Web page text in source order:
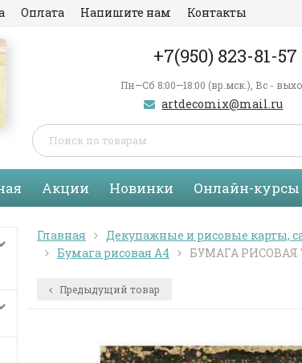
Оплата Напишите нам Контакты
+7(950) 823-81-57
Пн—Сб 8:00—18:00 (вр.мск.), Вс -
artdecomix@mail.ru
Акции Новинки Онлайн-курсы
Главная Декупажные и рисовые карты,
Бумага рисовая А4
БУМАГА РИСОВАЯ
Предыдущий товар